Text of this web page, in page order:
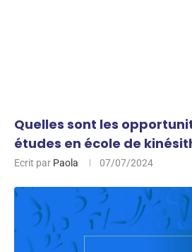
Quelles sont les
études en école de
Ecrit par Paola 07/07/2024